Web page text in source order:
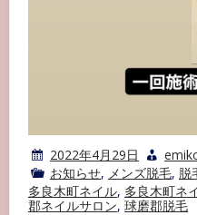
2022年4月29日
お知らせ, メンズ脱毛, 脱
多良木町ネイル, 多良木町ネ
郡ネイルサロン, 球磨郡脱毛